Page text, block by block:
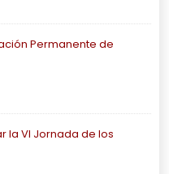
Permanente de
la VI Jornada de los